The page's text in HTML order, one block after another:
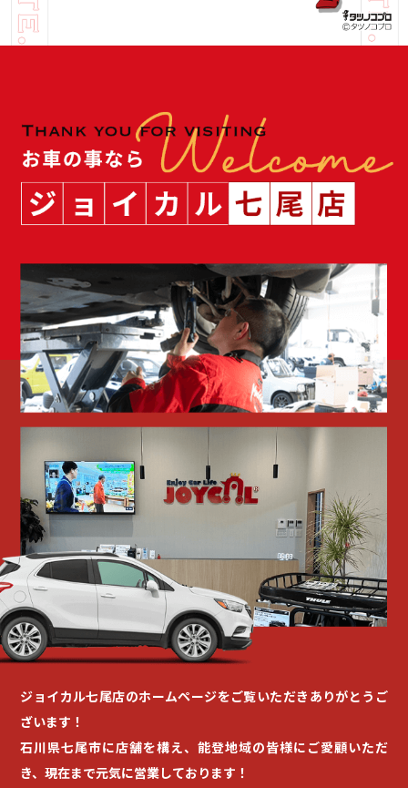
ジョイカル七尾店のホームページをご覧いただきありがとうご
ざいます！
石川県七尾市に店舗を構え、能登地域の皆様にご愛顧いただ
き、現在まで元気に営業しております！